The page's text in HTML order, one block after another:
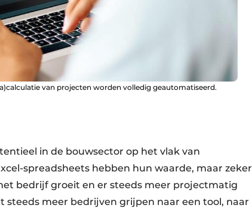
van projecten worden volledig geautomatiseerd.
in de bouwsector op het vlak van
spreadsheets hebben hun waarde, maar zeker
bedrijf groeit en er steeds meer projectmatig
steeds meer bedrijven grijpen naar een tool, naar